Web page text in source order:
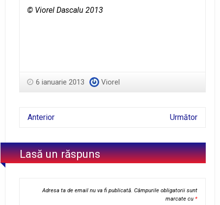
© Viorel Dascalu 2013
6 ianuarie 2013 Viorel
Anterior Următor
Lasă un răspuns
Adresa ta de email nu va fi publicată. Câmpurile obligatorii sunt
marcate cu *